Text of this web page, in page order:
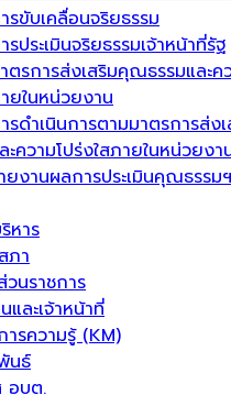
รขับเคลื่อนจริยธรรม
รประเมินจริยธรรมเจ้าหน้าที่รัฐ
ตรการส่งเสริมคุณธรรมและค
ยในหน่วยงาน
รดำเนินการตามมาตรการส่ง
ะความโปร่งใสภายในหน่วยงา
ยงานผลการประเมินคุณธรรม
หาร
ภา
นราชการ
ละเจ้าหน้าที่
ารความรู้ (KM)
นธ์
อบต.